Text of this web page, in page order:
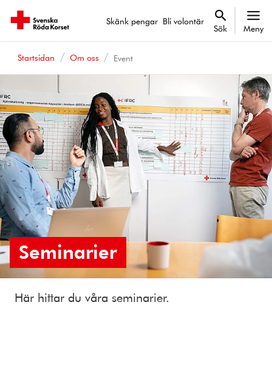
Skänk pengar Bli volontär
Sök Meny
Startsidan Om oss Event
Seminarier
Här hittar du våra seminarier.